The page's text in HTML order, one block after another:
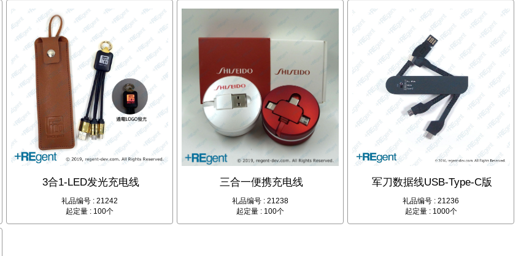
3合1-LED发光充电线
礼品编号 : 21242
起定量 : 100个
三合一便携充电线
礼品编号 : 21238
起定量 : 100个
军刀数据线USB-Type-C版
礼品编号 : 21236
起定量 : 1000个